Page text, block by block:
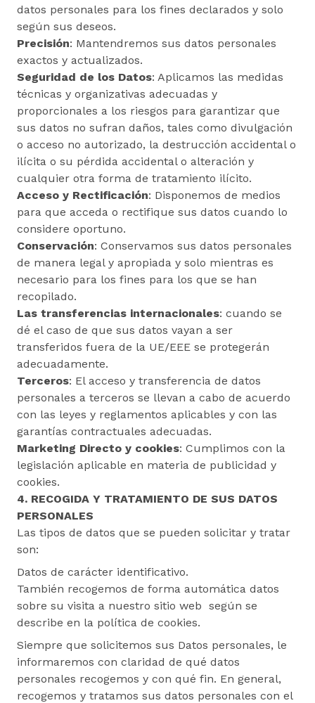
datos personales para los fines declarados y solo
según sus deseos.
Precisión: Mantendremos sus datos personales
exactos y actualizados.
Seguridad de los Datos: Aplicamos las medidas
técnicas y organizativas adecuadas y
proporcionales a los riesgos para garantizar que
sus datos no sufran daños, tales como divulgación
o acceso no autorizado, la destrucción accidental o
ilícita o su pérdida accidental o alteración y
cualquier otra forma de tratamiento ilícito.
Acceso y Rectificación: Disponemos de medios
para que acceda o rectifique sus datos cuando lo
considere oportuno.
Conservación: Conservamos sus datos personales
de manera legal y apropiada y solo mientras es
necesario para los fines para los que se han
recopilado.
Las transferencias internacionales: cuando se
dé el caso de que sus datos vayan a ser
transferidos fuera de la UE/EEE se protegerán
adecuadamente.
Terceros: El acceso y transferencia de datos
personales a terceros se llevan a cabo de acuerdo
con las leyes y reglamentos aplicables y con las
garantías contractuales adecuadas.
Marketing Directo y cookies: Cumplimos con la
legislación aplicable en materia de publicidad y
cookies.
4. RECOGIDA Y TRATAMIENTO DE SUS DATOS
PERSONALES
Las tipos de datos que se pueden solicitar y tratar
son:
Datos de carácter identificativo.
También recogemos de forma automática datos
sobre su visita a nuestro sitio web según se
describe en la política de cookies.
Siempre que solicitemos sus Datos personales, le
informaremos con claridad de qué datos
personales recogemos y con qué fin. En general,
recogemos y tratamos sus datos personales con el